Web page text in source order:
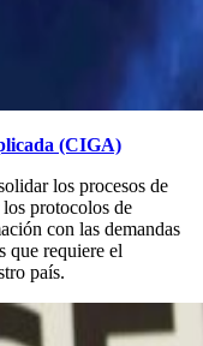
(CIGA)
los procesos de
protocolos de
con las demandas
que requiere el
país.